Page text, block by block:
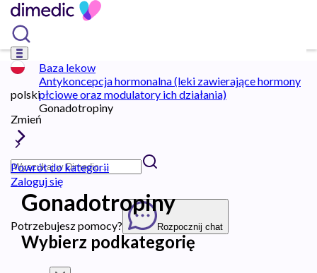
polski
Zmień
Zaloguj się
Potrzebujesz pomocy? Rozpocznij chat
Baza lekow
Antykoncepcja hormonalna (leki zawierające hormony
płciowe oraz modulatory ich działania)
Gonadotropiny
Powrót do kategorii
Gonadotropiny
Wybierz podkategorię